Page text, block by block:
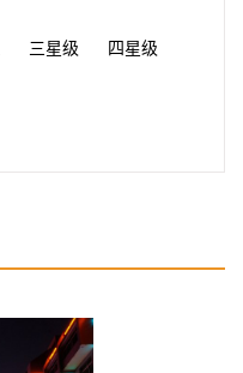
三星级 四星级